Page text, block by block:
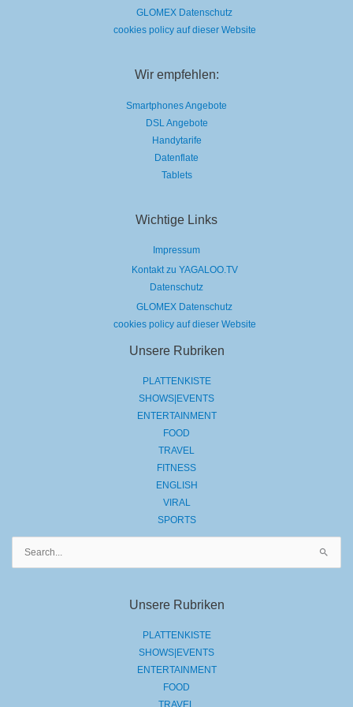
GLOMEX Datenschutz
cookies policy auf dieser Website
Wir empfehlen:
Smartphones Angebote
DSL Angebote
Handytarife
Datenflate
Tablets
Wichtige Links
Impressum
Kontakt zu YAGALOO.TV
Datenschutz
GLOMEX Datenschutz
cookies policy auf dieser Website
Unsere Rubriken
PLATTENKISTE
SHOWS|EVENTS
ENTERTAINMENT
FOOD
TRAVEL
FITNESS
ENGLISH
VIRAL
SPORTS
Unsere Rubriken
PLATTENKISTE
SHOWS|EVENTS
ENTERTAINMENT
FOOD
TRAVEL